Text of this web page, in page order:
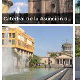
Catedral de la Asunción de María Santísima